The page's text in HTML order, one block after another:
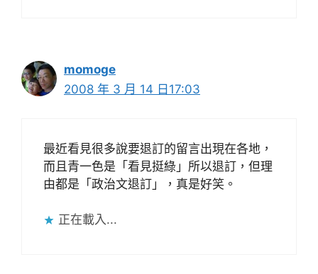
momoge
2008 年 3 月 14 日17:03
最近看見很多說要退訂的留言出現在各地，
而且青一色是「看見挺綠」所以退訂，但理
由都是「政治文退訂」，真是好笑。
正在載入...